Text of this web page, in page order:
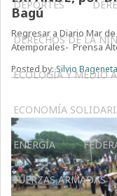
DEPORTES
DERECHOS DE LA
ECOLOGÍA Y MEDIO
ECONOMÍA
ENERGÍA
FUERZAS ARMADAS
Bagú
Regresar a Diario Mar
Atemporales- Prensa
Posted by:Silvio Bageneta